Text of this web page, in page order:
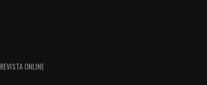
REVISTA ONLINE